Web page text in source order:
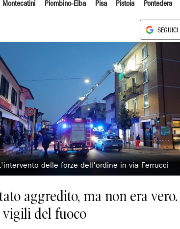
Montecatini Piombino-Elba Pisa Pistoia Pontedera
SEGUICI
delle forze dell'ordine in via Ferrucci
aggredito, ma non era
vigili del fuoco